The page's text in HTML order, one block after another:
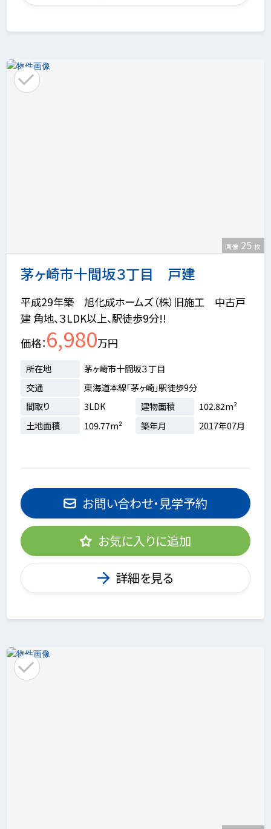
茅ヶ崎市十間坂３丁目 戸建
画像 25 枚
平成29年築 旭化成ホームズ（株）旧施工 中古戸
建 角地、３LDK以上、駅徒歩9分!!
価格 6,980万円
所在地
茅ヶ崎市十間坂３丁目
交通
東海道本線「茅ヶ崎」駅徒歩9分
間取り
3LDK 建物面積
102.82m²
土地面積
109.77m² 築年月 2017年07月
お問い合わせ・見学予約
お気に入りに追加
詳細を見る